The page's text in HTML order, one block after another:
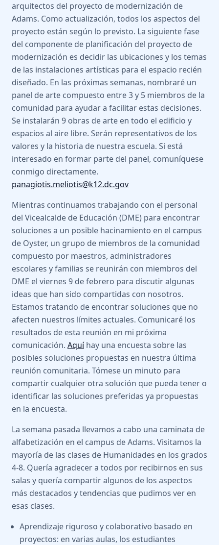
arquitectos del proyecto de modernización de
Adams. Como actualización, todos los aspectos del
proyecto están según lo previsto. La siguiente fase
del componente de planificación del proyecto de
modernización es decidir las ubicaciones y los temas
de las instalaciones artísticas para el espacio recién
diseñado. En las próximas semanas, nombraré un
panel de arte compuesto entre 3 y 5 miembros de la
comunidad para ayudar a facilitar estas decisiones.
Se instalarán 9 obras de arte en todo el edificio y
espacios al aire libre. Serán representativos de los
valores y la historia de nuestra escuela. Si está
interesado en formar parte del panel, comuníquese
conmigo directamente.
panagiotis.meliotis@k12.dc.gov
Mientras continuamos trabajando con el personal
del Vicealcalde de Educación (DME) para encontrar
soluciones a un posible hacinamiento en el campus
de Oyster, un grupo de miembros de la comunidad
compuesto por maestros, administradores
escolares y familias se reunirán con miembros del
DME el viernes 9 de febrero para discutir algunas
ideas que han sido compartidas con nosotros.
Estamos tratando de encontrar soluciones que no
afecten nuestros límites actuales. Comunicaré los
resultados de esta reunión en mi próxima
comunicación. Aquíhay una encuesta sobre las
posibles soluciones propuestas en nuestra última
reunión comunitaria. Tómese un minuto para
compartir cualquier otra solución que pueda tener o
identificar las soluciones preferidas ya propuestas
en la encuesta.
La semana pasada llevamos a cabo una caminata de
alfabetización en el campus de Adams. Visitamos la
mayoría de las clases de Humanidades en los grados
4-8. Quería agradecer a todos por recibirnos en sus
salas y quería compartir algunos de los aspectos
más destacados y tendencias que pudimos ver en
esas clases.
Aprendizaje riguroso y colaborativo basado en
proyectos: en varias aulas, los estudiantes